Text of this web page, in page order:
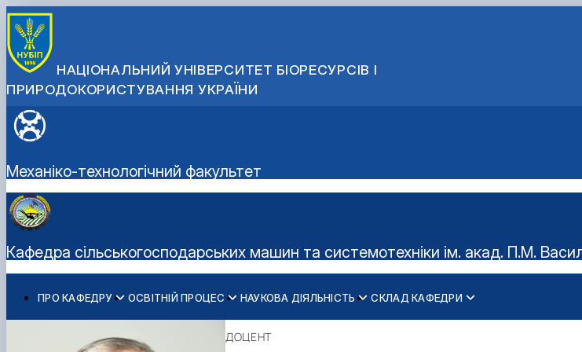
НАЦІОНАЛЬНИЙ УНІВЕРСИТЕТ БІОРЕСУРСІВ І
ПРИРОДОКОРИСТУВАННЯ УКРАЇНИ
Механіко-технологічний факультет
Кафедра сільськогосподарських машин та системотехніки ім. акад. П.М.
ПРО КАФЕДРУ
Історія кафедри
Державні нагороди та відзнаки
ОСВІТНІЙ ПРОЦЕС
Робочі програми
Дипломне проектування
НАУКОВА ДІЯЛЬНІСТЬ
Наукова робота на кафедрі
Студентські наукові гуртки
СКЛАД КАФЕДРИ
Гуменюк Юрій Олегович
Войтюк Дмитро Григорович
ДОЦЕНТ